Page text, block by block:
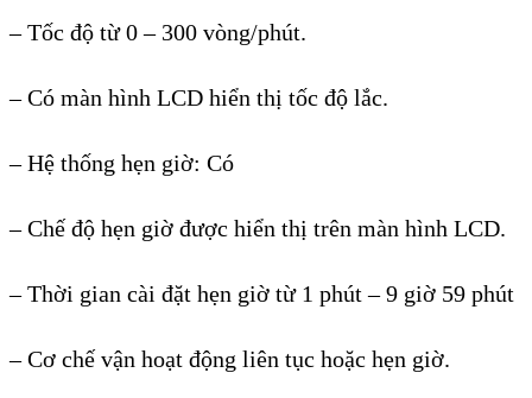
– Tốc độ từ 0 – 300 vòng/phút.
– Có màn hình LCD hiển thị tốc độ lắc.
– Hệ thống hẹn giờ: Có
– Chế độ hẹn giờ được hiển thị trên màn hình LCD.
– Thời gian cài đặt hẹn giờ từ 1 phút – 9 giờ 59 phút
– Cơ chế vận hoạt động liên tục hoặc hẹn giờ.